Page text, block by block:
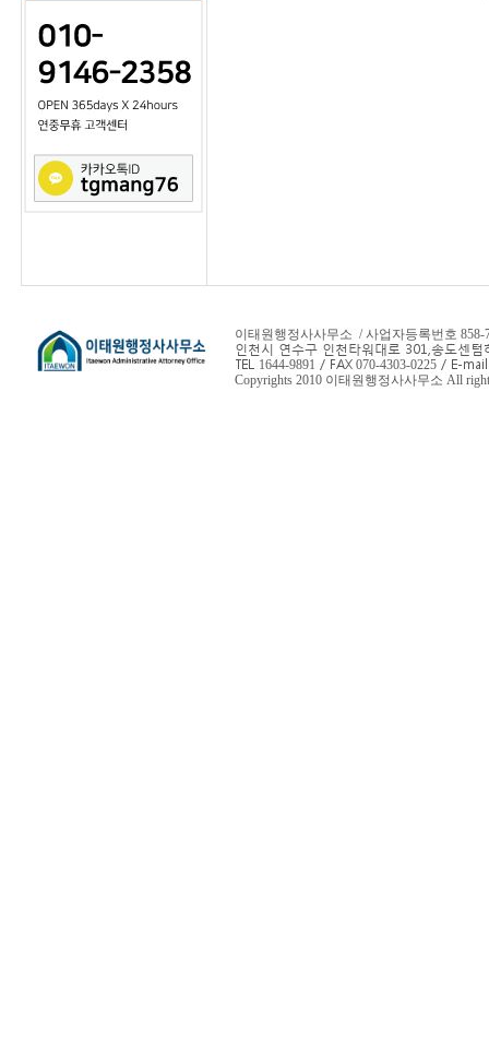
이태원행정사사무소 / 사업자등록번호 858-
인천시 연수구 인천타워대로 301,송도센텀
TEL 1644-9891 / FAX 070-4303-0225 / E-
Copyrights 2010 이태원행정사사무소 All